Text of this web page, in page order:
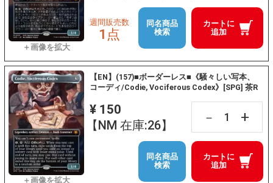
カートに
追加
週間販売数
1点
同名商品
検索
【EN】(157)■ボーダーレス■《騒々しい写本、
コーディ/Codie, Vociferous Codex》[SPG] 茶R
¥ 150
【NM 在庫:26】
－ +
カートに
追加
同名商品
検索